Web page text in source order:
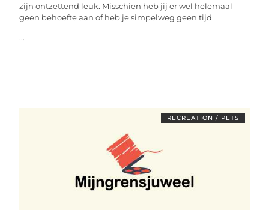
zijn ontzettend leuk. Misschien heb jij er wel helemaal
geen behoefte aan of heb je simpelweg geen tijd
...
RECREATION / PETS